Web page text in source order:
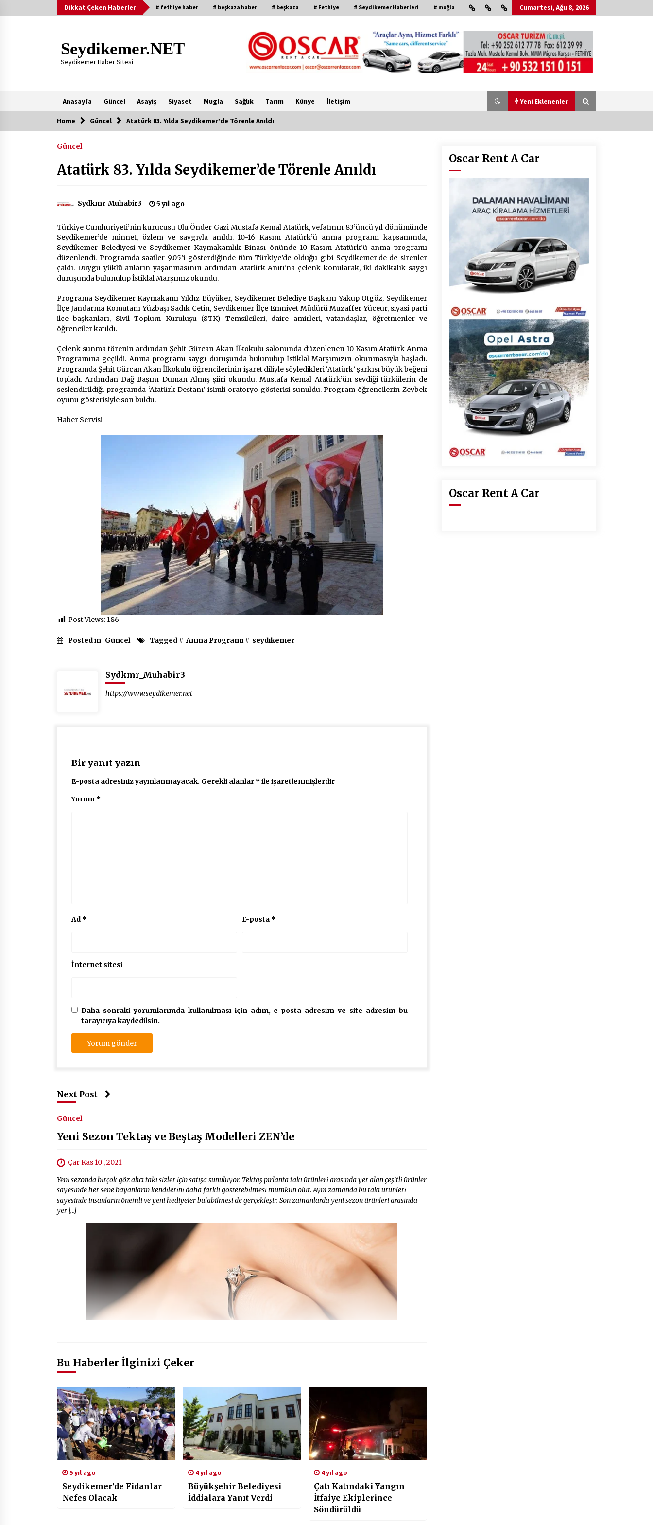
to
Dikkat Çeken Haberler # fethiye haber # beşkaza haber # beşkaza # Fethiye # Seydikemer Haberleri # muğla Cumartesi, Ağu 8, 2026
Seydikemer.NET
Seydikemer Haber Sitesi
Anasayfa Güncel Asayiş Siyaset Mugla Sağlık Tarım Künye İletişim Yeni Eklenenler
Yeni Eklenenler
İnceledi
2 ay ago
ETKİNLİĞİ
2 ay ago
Çevre Bilinci Sahneye Taşınıyor:
Çocuklardan “Temiz Fethiye”
9 Günde 119 Acil Olaya Müdahale
2 ay ago
HAYIRSEVER DİNÇER AKYALI’DAN
EĞİTİME DESTEK
2 ay ago
Mobil Tekerlekli Sandalye Tamir
Aracı Engelsiz Muğla İçin Yollarda
2 ay ago
Saadet Partisi Ziyaretlere Devam
Ediyor
4 ay ago
Başkan Aras “Bizler Günü Kurtaran
Değil, Yarını Kuran İşler İçin
Çalışacağız”
9 ay ago
Seydikemer Belediye Meclisi Ekim
Ayı Toplantısı Yapıldı
2 yıl ago
“Hiç Kimse Kaçak Yapım
Legalleşecek Ümidinde Olmamalı”
2 yıl ago
Muğla’da Çoğunluk CHP’de
Home Güncel Atatürk 83. Yılda Seydikemer’de Törenle Anıldı
Güncel
Atatürk 83. Yılda Seydikemer’de Törenle Anıldı
Sydkmr_Muhabir3 5 yıl ago
Türkiye Cumhuriyeti’nin kurucusu Ulu Önder Gazi Mustafa Kemal Atatürk, vefatının 83’üncü yıl dönümünde
Seydikemer’de minnet, özlem ve saygıyla anıldı. 10-16 Kasım Atatürk’ü anma programı kapsamında,
Seydikemer Belediyesi ve Seydikemer Kaymakamlık Binası önünde 10 Kasım Atatürk’ü anma programı
düzenlendi. Programda saatler 9.05’i gösterdiğinde tüm Türkiye’de olduğu gibi Seydikemer’de de sirenler
çaldı. Duygu yüklü anların yaşanmasının ardından Atatürk Anıtı’na çelenk konularak, iki dakikalık saygı
duruşunda bulunulup İstiklal Marşımız okundu.
Programa Seydikemer Kaymakamı Yıldız Büyüker, Seydikemer Belediye Başkanı Yakup Otgöz, Seydikemer
İlçe Jandarma Komutanı Yüzbaşı Sadık Çetin, Seydikemer İlçe Emniyet Müdürü Muzaffer Yüceur, siyasi parti
ilçe başkanları, Sivil Toplum Kuruluşu (STK) Temsilcileri, daire amirleri, vatandaşlar, öğretmenler ve
öğrenciler katıldı.
Çelenk sunma törenin ardından Şehit Gürcan Akan İlkokulu salonunda düzenlenen 10 Kasım Atatürk Anma
Programına geçildi. Anma programı saygı duruşunda bulunulup İstiklal Marşımızın okunmasıyla başladı.
Programda Şehit Gürcan Akan İlkokulu öğrencilerinin işaret diliyle söyledikleri ‘Atatürk’ şarkısı büyük beğeni
topladı. Ardından Dağ Başını Duman Almış şiiri okundu. Mustafa Kemal Atatürk’ün sevdiği türkülerin de
seslendirildiği programda ‘Atatürk Destanı’ isimli oratoryo gösterisi sunuldu. Program öğrencilerin Zeybek
oyunu gösterisiyle son buldu.
Haber Servisi
Post Views: 186
Posted in Güncel Tagged # Anma Programı # seydikemer
Sydkmr_Muhabir3
https://www.seydikemer.net
Bir yanıt yazın
E-posta adresiniz yayınlanmayacak. Gerekli alanlar * ile işaretlenmişlerdir
Yorum *
Ad * E-posta *
İnternet sitesi
Daha sonraki yorumlarımda kullanılması için adım, e-posta adresim ve site adresim bu
tarayıcıya kaydedilsin.
Next Post
Güncel
Yeni Sezon Tektaş ve Beştaş Modelleri ZEN’de
Çar Kas 10 , 2021
Yeni sezonda birçok göz alıcı takı sizler için satışa sunuluyor. Tektaş pırlanta takı ürünleri arasında yer alan çeşitli ürünler
sayesinde her sene bayanların kendilerini daha farklı gösterebilmesi mümkün olur. Aynı zamanda bu takı ürünleri
sayesinde insanların önemli ve yeni hediyeler bulabilmesi de gerçekleşir. Son zamanlarda yeni sezon ürünleri arasında
yer […]
Bu Haberler İlginizi Çeker
5 yıl ago
Seydikemer’de Fidanlar
Nefes Olacak
4 yıl ago
Büyükşehir Belediyesi
İddialara Yanıt Verdi
4 yıl ago
Çatı Katındaki Yangın
İtfaiye Ekiplerince
Söndürüldü
Oscar Rent A Car
Oscar Rent A Car